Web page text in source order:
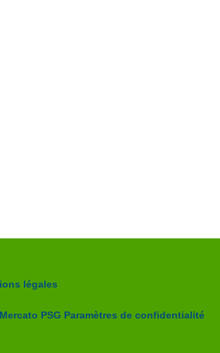
légales
Mercato PSG Paramètres de confidentialité